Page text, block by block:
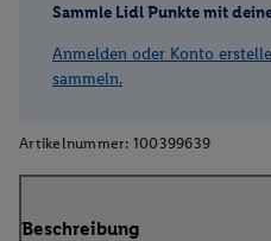
Sammle Lidl Punkte mit
Anmelden oder Konto
sammeln.
Artikelnummer: 100399639
Beschreibung